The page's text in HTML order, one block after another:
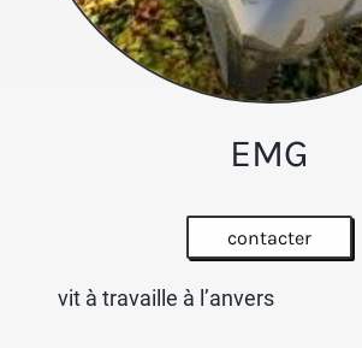
EMG
contacter
vit à travaille à l’anvers